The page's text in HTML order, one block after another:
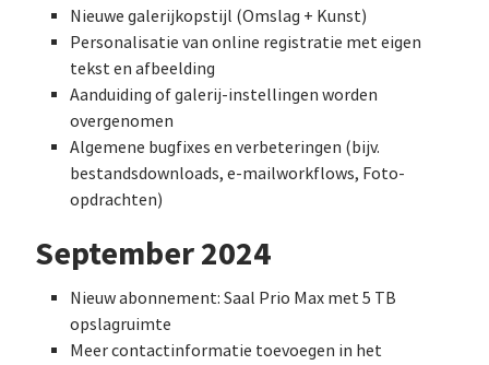
Nieuwe galerijkopstijl (Omslag + Kunst)
Personalisatie van online registratie met eigen
tekst en afbeelding
Aanduiding of galerij-instellingen worden
overgenomen
Algemene bugfixes en verbeteringen (bijv.
bestandsdownloads, e-mailworkflows, Foto-
opdrachten)
September 2024
Nieuw abonnement: Saal Prio Max met 5 TB
opslagruimte
Meer contactinformatie toevoegen in het